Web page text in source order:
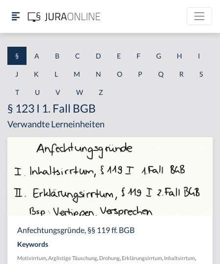
§ A B C D E F G H I
J K L M N O P Q R S
T U V W Z
§ 123 I 1. Fall BGB
Verwandte Lerneinheiten
Anfechtungsgründe, §§ 119 ff. BGB
Keywords
Motivirrtum Arglistige Täuschung Drohung Erklärungsirrtum Inhaltsirrtum